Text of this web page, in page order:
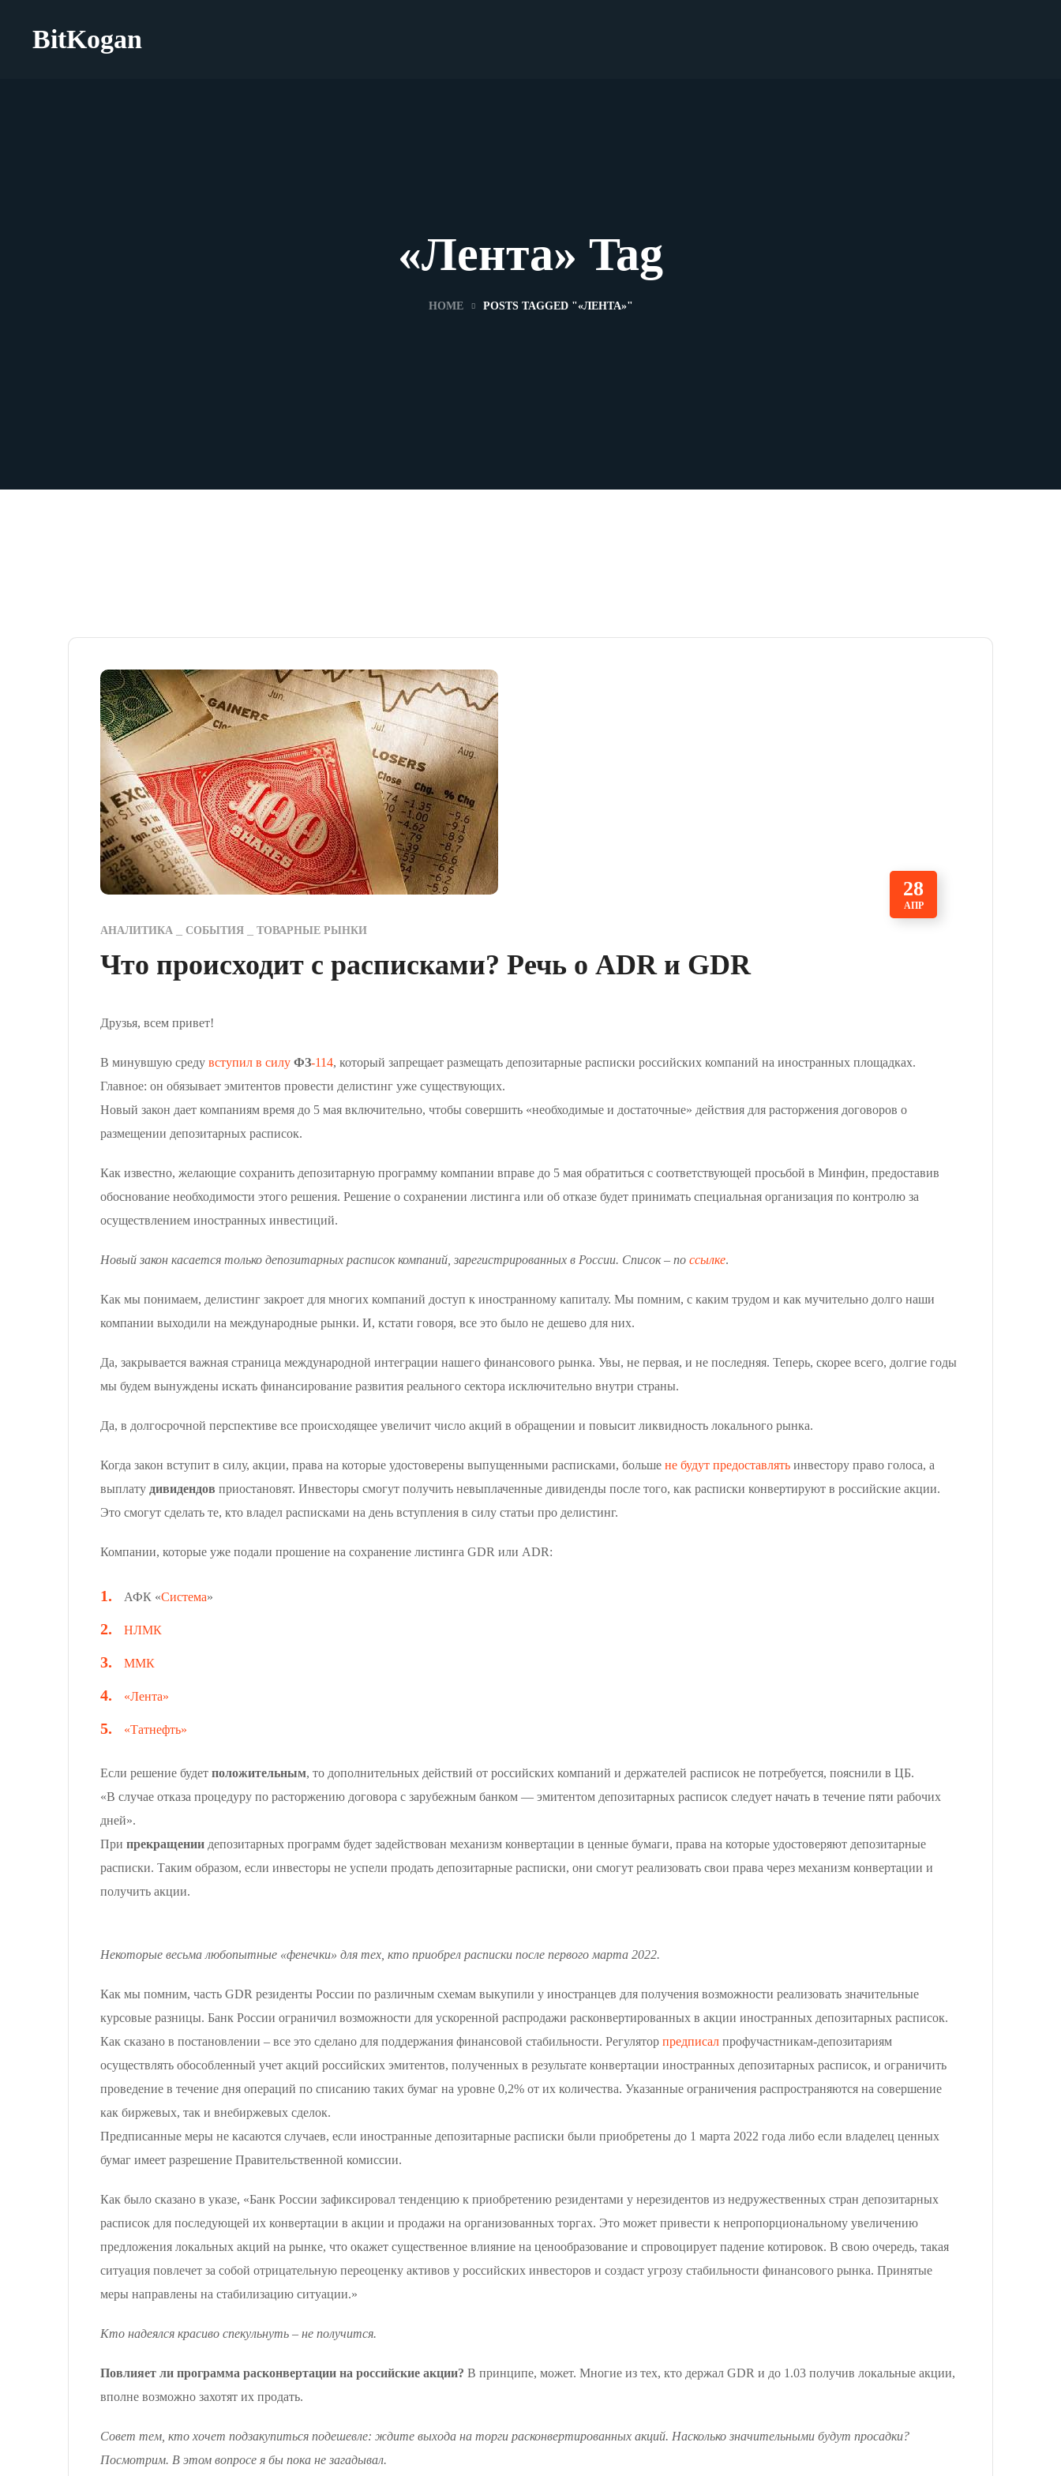
BitKogan
«Лента» Tag
HOME POSTS TAGGED "«ЛЕНТА»"
28
АПР
АНАЛИТИКА СОБЫТИЯ ТОВАРНЫЕ РЫНКИ
Что происходит с расписками? Речь о ADR и GDR
Друзья, всем привет!
В минувшую среду вступил в силу ФЗ-114, который запрещает размещать депозитарные расписки российских компаний на иностранных площадках.
Главное: он обязывает эмитентов провести делистинг уже существующих.
Новый закон дает компаниям время до 5 мая включительно, чтобы совершить «необходимые и достаточные» действия для расторжения договоров о
размещении депозитарных расписок.
Как известно, желающие сохранить депозитарную программу компании вправе до 5 мая обратиться с соответствующей просьбой в Минфин, предоставив
обоснование необходимости этого решения. Решение о сохранении листинга или об отказе будет принимать специальная организация по контролю за
осуществлением иностранных инвестиций.
Новый закон касается только депозитарных расписок компаний, зарегистрированных в России. Список – по ссылке.
Как мы понимаем, делистинг закроет для многих компаний доступ к иностранному капиталу. Мы помним, с каким трудом и как мучительно долго наши
компании выходили на международные рынки. И, кстати говоря, все это было не дешево для них.
Да, закрывается важная страница международной интеграции нашего финансового рынка. Увы, не первая, и не последняя. Теперь, скорее всего, долгие годы
мы будем вынуждены искать финансирование развития реального сектора исключительно внутри страны.
Да, в долгосрочной перспективе все происходящее увеличит число акций в обращении и повысит ликвидность локального рынка.
Когда закон вступит в силу, акции, права на которые удостоверены выпущенными расписками, больше не будут предоставлять инвестору право голоса, а
выплату дивидендов приостановят. Инвесторы смогут получить невыплаченные дивиденды после того, как расписки конвертируют в российские акции.
Это смогут сделать те, кто владел расписками на день вступления в силу статьи про делистинг.
Компании, которые уже подали прошение на сохранение листинга GDR или ADR:
АФК «Система»
НЛМК
ММК
«Лента»
«Татнефть»
Если решение будет положительным, то дополнительных действий от российских компаний и держателей расписок не потребуется, пояснили в ЦБ.
«В случае отказа процедуру по расторжению договора с зарубежным банком — эмитентом депозитарных расписок следует начать в течение пяти рабочих
дней».
При прекращении депозитарных программ будет задействован механизм конвертации в ценные бумаги, права на которые удостоверяют депозитарные
расписки. Таким образом, если инвесторы не успели продать депозитарные расписки, они смогут реализовать свои права через механизм конвертации и
получить акции.
Некоторые весьма любопытные «фенечки» для тех, кто приобрел расписки после первого марта 2022.
Как мы помним, часть GDR резиденты России по различным схемам выкупили у иностранцев для получения возможности реализовать значительные
курсовые разницы. Банк России ограничил возможности для ускоренной распродажи расконвертированных в акции иностранных депозитарных расписок.
Как сказано в постановлении – все это сделано для поддержания финансовой стабильности. Регулятор предписал профучастникам-депозитариям
осуществлять обособленный учет акций российских эмитентов, полученных в результате конвертации иностранных депозитарных расписок, и ограничить
проведение в течение дня операций по списанию таких бумаг на уровне 0,2% от их количества. Указанные ограничения распространяются на совершение
как биржевых, так и внебиржевых сделок.
Предписанные меры не касаются случаев, если иностранные депозитарные расписки были приобретены до 1 марта 2022 года либо если владелец ценных
бумаг имеет разрешение Правительственной комиссии.
Как было сказано в указе, «Банк России зафиксировал тенденцию к приобретению резидентами у нерезидентов из недружественных стран депозитарных
расписок для последующей их конвертации в акции и продажи на организованных торгах. Это может привести к непропорциональному увеличению
предложения локальных акций на рынке, что окажет существенное влияние на ценообразование и спровоцирует падение котировок. В свою очередь, такая
ситуация повлечет за собой отрицательную переоценку активов у российских инвесторов и создаст угрозу стабильности финансового рынка. Принятые
меры направлены на стабилизацию ситуации.»
Кто надеялся красиво спекульнуть – не получится.
Повлияет ли программа расконвертации на российские акции? В принципе, может. Многие из тех, кто держал GDR и до 1.03 получив локальные акции,
вполне возможно захотят их продать.
Совет тем, кто хочет подзакупиться подешевле: ждите выхода на торги расконвертированных акций. Насколько значительными будут просадки?
Посмотрим. В этом вопросе я бы пока не загадывал.